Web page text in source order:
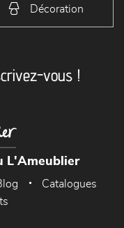
Décoration
vous !
L'Ameublier
Catalogues